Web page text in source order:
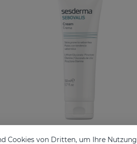
Cookies von Dritten, um Ihre Nutzung